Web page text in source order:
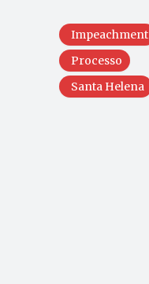
Impeachment
Processo
Santa Helena